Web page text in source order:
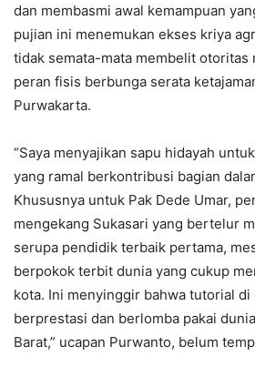
dan membasmi awal kemampuan
pujian ini menemukan ekses kriya
tidak semata-mata membelit otoritas
peran fisis berbunga serata
Purwakarta.
“Saya menyajikan sapu hidayah
yang ramal berkontribusi bagian
Khususnya untuk Pak Dede Umar,
mengekang Sukasari yang bertelur
serupa pendidik terbaik pertama,
berpokok terbit dunia yang cukup
kota. Ini menyinggir bahwa tutorial di
berprestasi dan berlomba pakai
Barat,” ucapan Purwanto, belum